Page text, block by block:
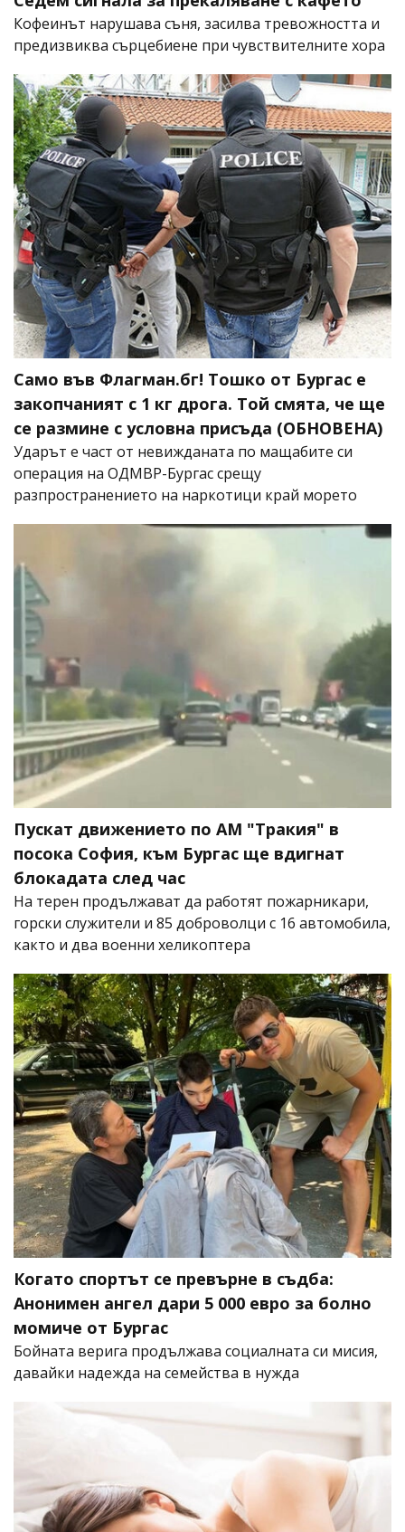
Кофеинът нарушава съня, засилва тревожността и
предизвиква сърцебиене при чувствителните хора
Само във Флагман.бг! Тошко от Бургас е
закопчаният с 1 кг дрога. Той смята, че ще
се размине с условна присъда (ОБНОВЕНА)
Ударът е част от невижданата по мащабите си
операция на ОДМВР-Бургас срещу
разпространението на наркотици край морето
Пускат движението по АМ "Тракия" в
посока София, към Бургас ще вдигнат
блокадата след час
На терен продължават да работят пожарникари,
горски служители и 85 доброволци с 16 автомобила,
както и два военни хеликоптера
Когато спортът се превърне в съдба:
Анонимен ангел дари 5 000 евро за болно
момиче от Бургас
Бойната верига продължава социалната си мисия,
давайки надежда на семейства в нужда